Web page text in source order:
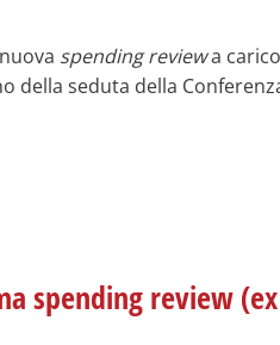
spending reviewa
della seduta della
spending review (ex